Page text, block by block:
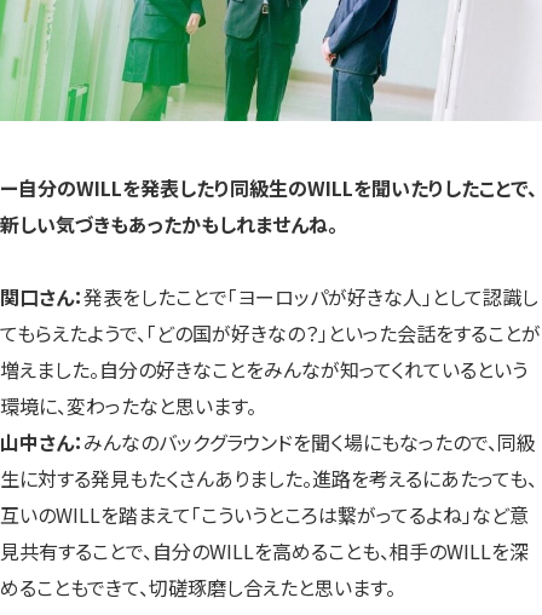
ー自分のWILLを発表したり同級生のWILLを聞いたりしたことで、
新しい気づきもあったかもしれませんね。
関口さん：発表をしたことで「ヨーロッパが好きな人」として認識し
てもらえたようで、「どの国が好きなの？」といった会話をすることが
増えました。自分の好きなことをみんなが知ってくれているという
環境に、変わったなと思います。
山中さん：みんなのバックグラウンドを聞く場にもなったので、同級
生に対する発見もたくさんありました。進路を考えるにあたっても、
互いのWILLを踏まえて「こういうところは繋がってるよね」など意
見共有することで、自分のWILLを高めることも、相手のWILLを深
めることもできて、切磋琢磨し合えたと思います。